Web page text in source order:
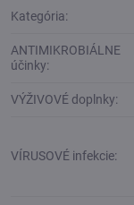
Kategória:
ANTIMIKROBIÁLNE
účinky:
VÝŽIVOVÉ doplnky:
VÍRUSOVÉ infekcie: